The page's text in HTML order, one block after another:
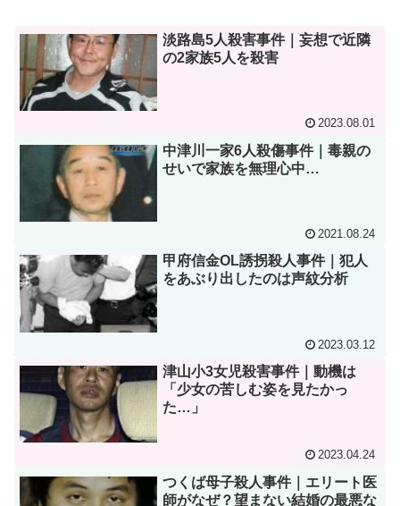
淡路島5人殺害事件｜妄想で近隣
の2家族5人を殺害
2023.08.01
中津川一家6人殺傷事件｜毒親の
せいで家族を無理心中…
2021.08.24
甲府信金OL誘拐殺人事件｜犯人
をあぶり出したのは声紋分析
2023.03.12
津山小3女児殺害事件｜動機は
「少女の苦しむ姿を見たかっ
た…」
2023.04.24
つくば母子殺人事件｜エリート医
師がなぜ？望まない結婚の最悪な